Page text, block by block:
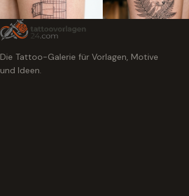
Die Tattoo-Galerie für Vorlagen, Motive
und Ideen.